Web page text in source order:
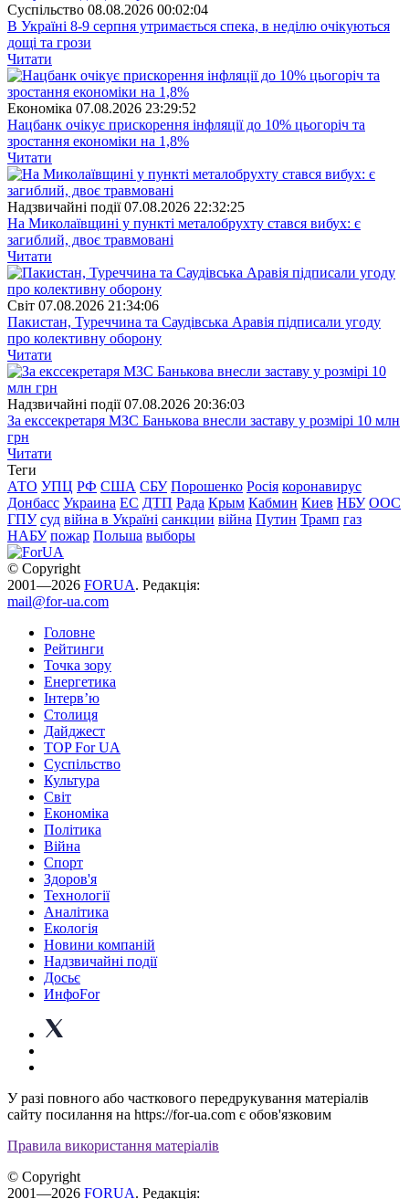
Суспiльство 08.08.2026 00:02:04
В Україні 8-9 серпня утримається спека, в неділю очікуються
дощі та грози
Читати
Економіка 07.08.2026 23:29:52
Нацбанк очікує прискорення інфляції до 10% цьогоріч та
зростання економіки на 1,8%
Читати
Надзвичайні події 07.08.2026 22:32:25
На Миколаївщині у пункті металобрухту стався вибух: є
загиблий, двоє травмовані
Читати
Свiт 07.08.2026 21:34:06
Пакистан, Туреччина та Саудівська Аравія підписали угоду
про колективну оборону
Читати
Надзвичайні події 07.08.2026 20:36:03
За екссекретаря МЗС Банькова внесли заставу у розмірі 10 млн
грн
Читати
Теги
АТО УПЦ РФ США СБУ Порошенко Росія коронавирус
Донбасс Украина ЕС ДТП Рада Крым Кабмин Киев НБУ ООС
ГПУ суд війна в Україні санкции війна Путин Трамп газ
НАБУ пожар Польша выборы
© Copyright
2001—2026 FORUA. Редакція:
mail@for-ua.com
Головне
Рейтинги
Точка зору
Енергетика
Інтерв’ю
Столиця
Дайджест
TOP For UA
Суспiльство
Культура
Світ
Економіка
Політика
Війна
Спорт
Здоров'я
Технології
Аналітика
Екологія
Новини компаній
Надзвичайні події
Досьє
ИнфоFor
У разі повного або часткового передрукування матеріалів
сайту посилання на https://for-ua.com є обов'язковим
Правила використання матеріалів
© Copyright
2001—2026 FORUA. Редакція: